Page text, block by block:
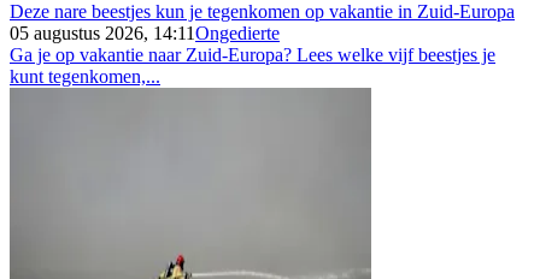
Deze nare beestjes kun je tegenkomen op vakantie in Zuid-Europa
05 augustus 2026, 14:11Ongedierte
Ga je op vakantie naar Zuid-Europa? Lees welke vijf beestjes je
kunt tegenkomen,...